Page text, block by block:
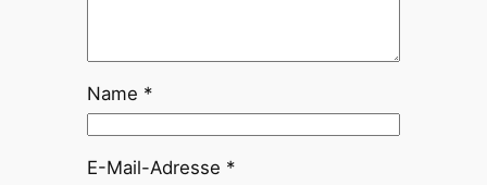
Name *
E-Mail-Adresse *